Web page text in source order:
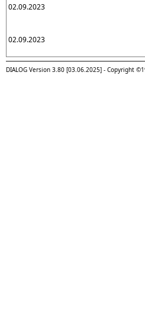
02.09.2023
02.09.2023
DIALOG Version 3.80 [03.06.2025] - Copyright